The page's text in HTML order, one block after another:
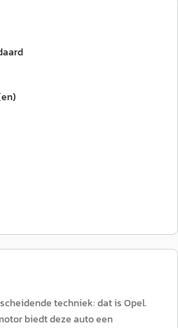
techniek: dat is Opel.
biedt deze auto een